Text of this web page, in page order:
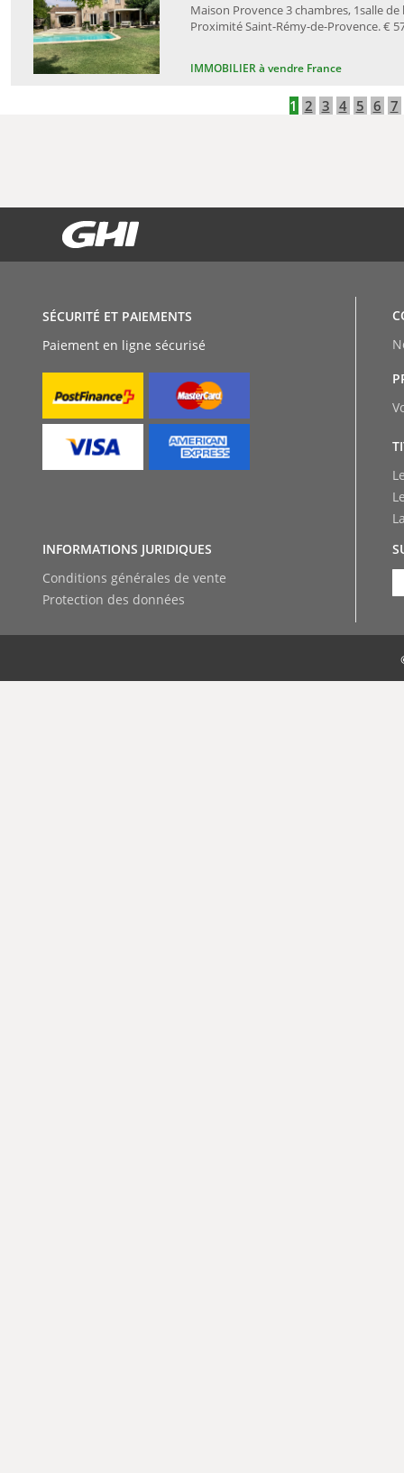
IMMOBILIER à vendre France
Maison Provence 3 chambres, 1salle
Proximité Saint-Rémy-de-Provence. €
1 2 3 4 5 6 7
Protection des données
Conditions générales de vente
INFORMATIONS JURIDIQUES
Paiement en ligne sécurisé
SÉCURITÉ ET PAIEMENTS